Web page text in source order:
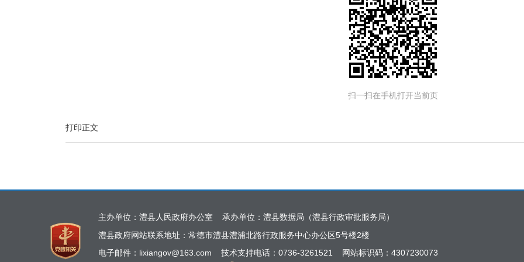
扫一扫在手机打开当前页
打印正文
主办单位：澧县人民政府办公室 承办单位：澧县数据局（澧县行政审批服务局）
澧县政府网站联系地址：常德市澧县澧浦北路行政服务中心办公区5号楼2楼
电子邮件：lixiangov@163.com 技术支持电话：0736-3261521 网站标识码：4307230073